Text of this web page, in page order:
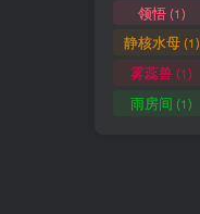
领悟(1)
静核水母(1)
雾蕊兽(1)
雨房间 (1)